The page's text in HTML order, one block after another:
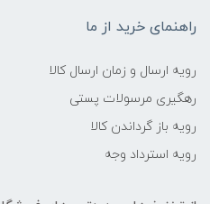
راهنمای خرید از ما
رویه ارسال و زمان ارسال کالا
رهگیری مرسولات پستی
رویه باز گرداندن کالا
رویه استرداد وجه